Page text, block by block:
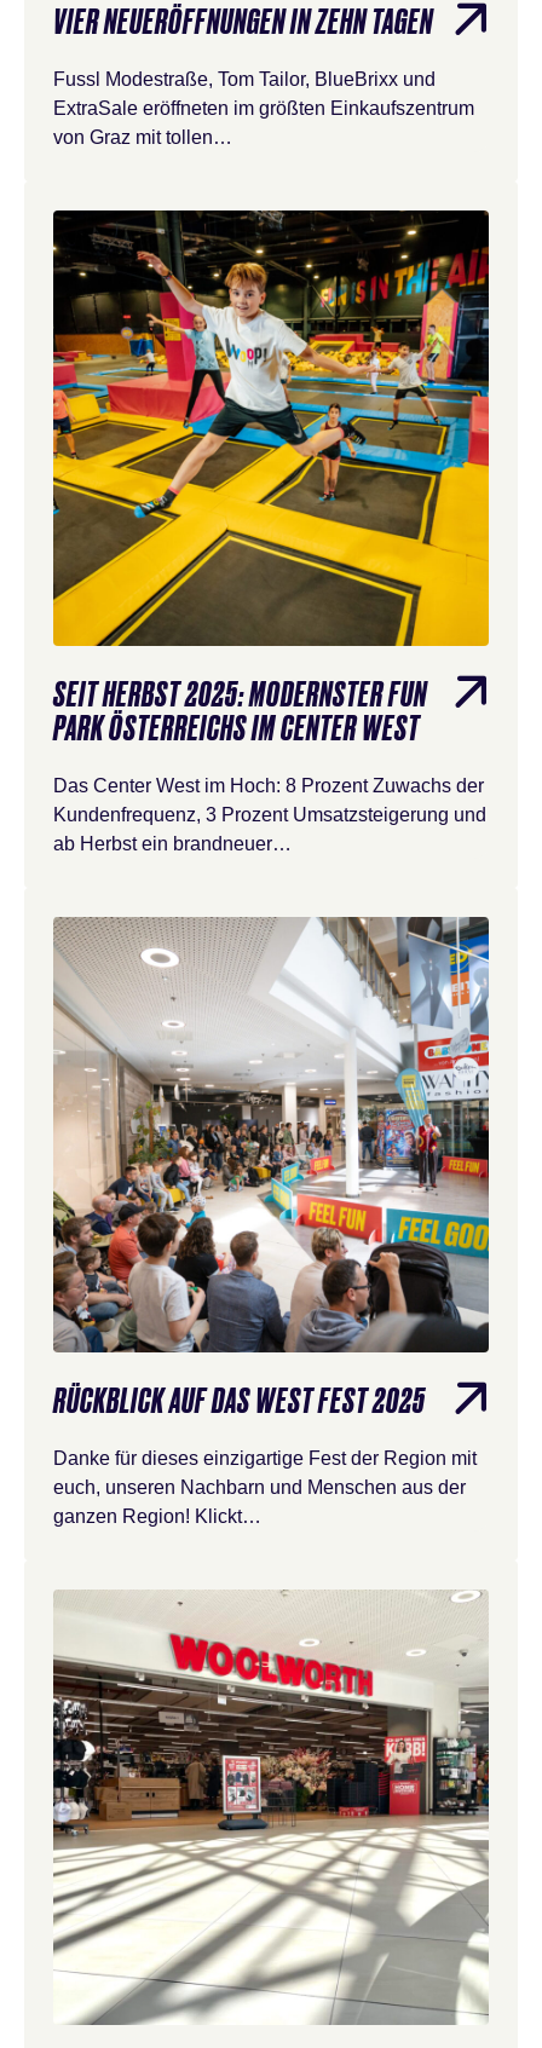
VIER NEUERÖFFNUNGEN IN ZEHN TAGEN
Fussl Modestraße, Tom Tailor, BlueBrixx und
ExtraSale eröffneten im größten Einkaufszentrum
von Graz mit tollen…
SEIT HERBST 2025: MODERNSTER FUN
PARK ÖSTERREICHS IM CENTER WEST
Das Center West im Hoch: 8 Prozent Zuwachs der
Kundenfrequenz, 3 Prozent Umsatzsteigerung und
ab Herbst ein brandneuer…
RÜCKBLICK AUF DAS WEST FEST 2025
Danke für dieses einzigartige Fest der Region mit
euch, unseren Nachbarn und Menschen aus der
ganzen Region! Klickt…